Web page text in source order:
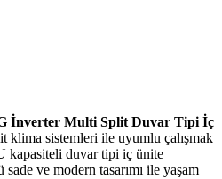
İnverter Multi Split Duvar Tipi İç
klima sistemleri ile uyumlu çalışmak
kapasiteli duvar tipi iç ünite
ve modern tasarımı ile yaşam